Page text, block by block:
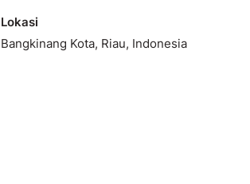
Lokasi
Bangkinang Kota, Riau, Indonesia